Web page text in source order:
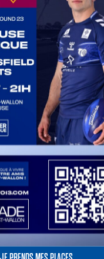
Olympian Journey